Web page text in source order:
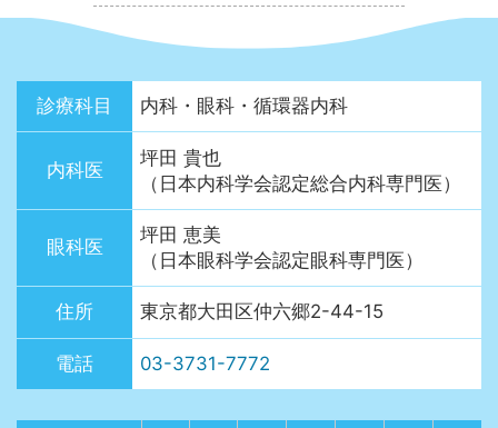
診療科目 内科・眼科・循環器内科
内科医
坪田 貴也
（日本内科学会認定総合内科専門医）
眼科医
坪田 恵美
（日本眼科学会認定眼科専門医）
住所 東京都大田区仲六郷2-44-15
電話 03-3731-7772